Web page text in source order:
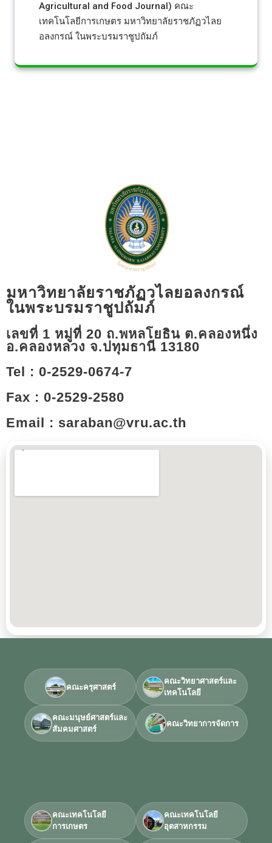
Agricultural and Food Journal) คณะ
เทคโนโลยีการเกษตร มหาวิทยาลัยราชภัฏวไลย
อลงกรณ์ ในพระบรมราชูปถัมภ์
มหาวิทยาลัยราชภัฏวไลยอลงกรณ์
ในพระบรมราชูปถัมภ์
เลขที่ 1 หมู่ที่ 20 ถ.พหลโยธิน ต.คลองหนึ่ง
อ.คลองหลวง จ.ปทุมธานี 13180​
Tel : 0-2529-0674-7
Fax : 0-2529-2580
Email : saraban@vru.ac.th​
คณะครุศาสตร์
คณะวิทยาศาสตร์และ
เทคโนโลยี
คณะมนุษย์ศาสตร์และ
สัมคมศาสตร์
คณะวิทยาการจัดการ
คณะเทคโนโลยี
การเกษตร
คณะเทคโนโลยี
อุตสาหกรรม